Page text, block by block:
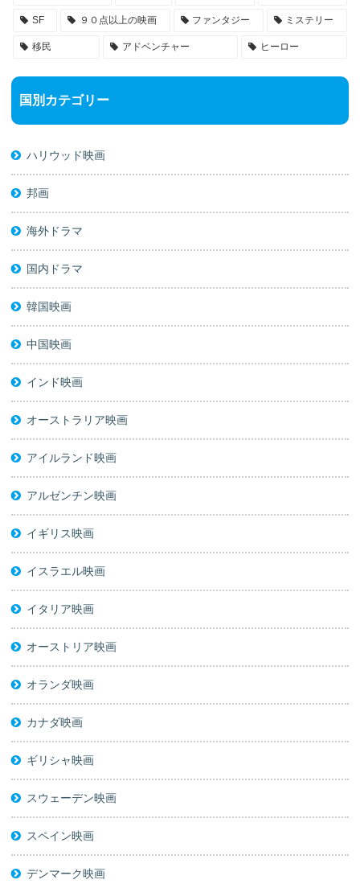
SF ９０点以上の映画 ファンタジー ミステリー
移民 アドベンチャー ヒーロー
国別カテゴリー
ハリウッド映画
邦画
海外ドラマ
国内ドラマ
韓国映画
中国映画
インド映画
オーストラリア映画
アイルランド映画
アルゼンチン映画
イギリス映画
イスラエル映画
イタリア映画
オーストリア映画
オランダ映画
カナダ映画
ギリシャ映画
スウェーデン映画
スペイン映画
デンマーク映画